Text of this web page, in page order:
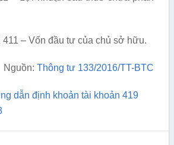
đầu tư của chủ sở hữu.
Nguồn:Thông tư 133/2016/TT-BTC
dẫn định khoản tài khoản 419